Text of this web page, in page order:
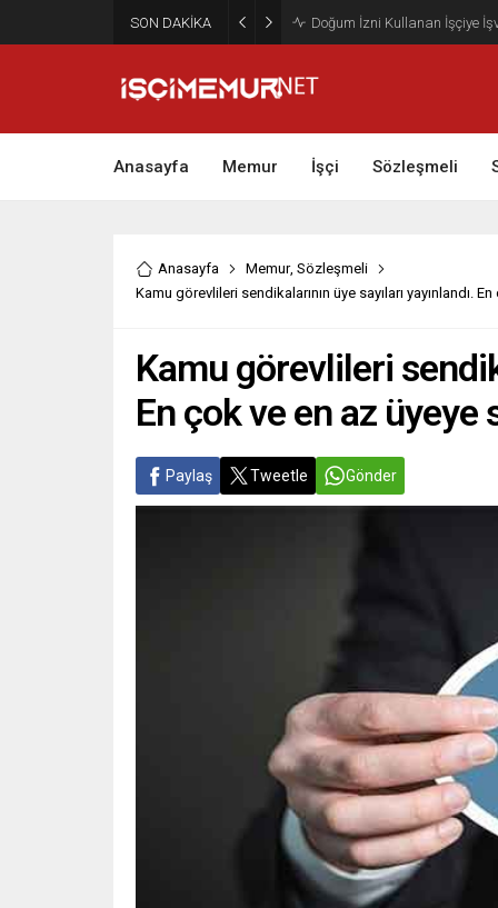
SON DAKİKA Maktu Mesai Ödemesinde
Anasayfa Memur İşçi Sözleşmeli
Anasayfa Memur, Sözleşmeli
Kamu görevlileri sendikalarının üye sayıları yayınlandı.
Kamu görevlileri
En çok ve en az
Paylaş Tweetle Gönder